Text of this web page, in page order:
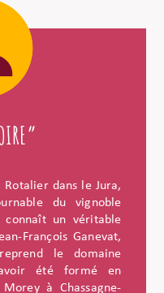
Rotalier dans le Jura,
du vignoble
un véritable
François Ganevat,
le domaine
été formé en
à Chassagne-